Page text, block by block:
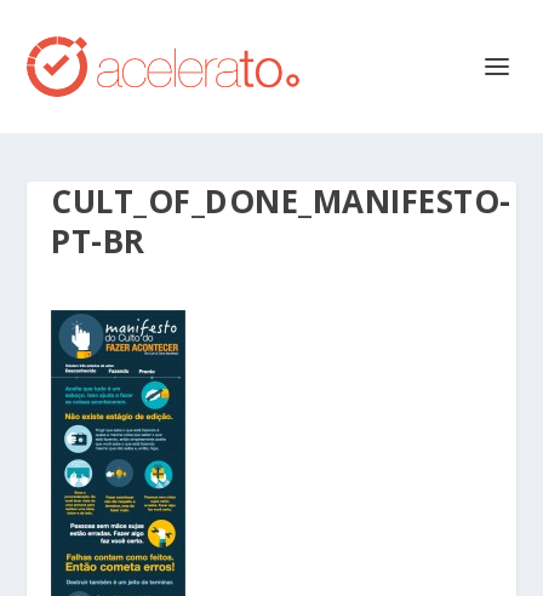
CULT_OF_DONE_MANIFESTO-
PT-BR